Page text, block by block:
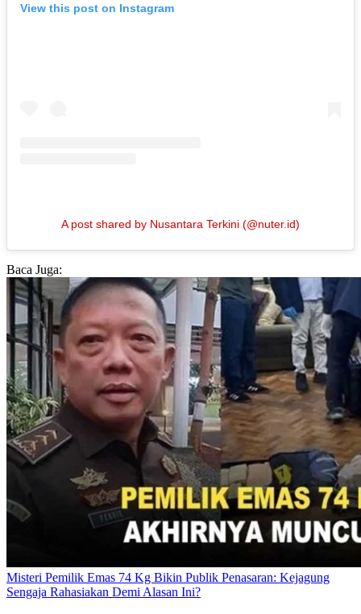
View this post on Instagram
A post shared by Nusantara Terkini (@nuter.id)
Baca Juga:
Misteri Pemilik Emas 74 Kg Bikin Publik Penasaran: Kejagung
Sengaja Rahasiakan Demi Alasan Ini?